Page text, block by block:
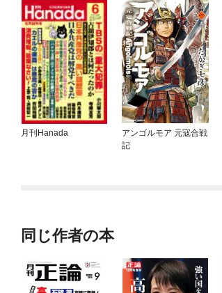
月刊Hanada
アンゴルモア 元寇合戦
記
同じ作者の本